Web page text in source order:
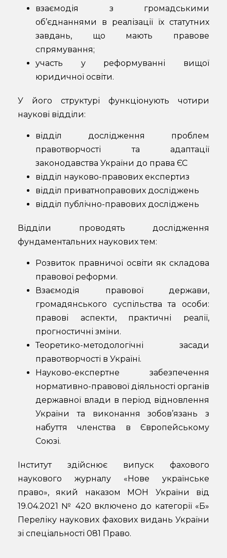
взаємодія з громадськими
об’єднаннями в реалізації їх статутних
завдань, що мають правове
спрямування;
участь у реформуванні вищої
юридичної освіти.
У його структурі функціонують чотири
наукові відділи:
відділ дослідження проблем
правотворчості та адаптації
законодавства України до права ЄС
відділ науково-правових експертиз
відділ приватноправових досліджень
відділ публічно-правових досліджень
Відділи проводять дослідження
фундаментальних наукових тем:
Розвиток правничої освіти як складова
правової реформи.
Взаємодія правової держави,
громадянського суспільства та особи:
правові аспекти, практичні реалії,
прогностичні зміни.
Теоретико-методологічні засади
правотворчості в Україні.
Науково-експертне забезпечення
нормативно-правової діяльності органів
державної влади в період відновлення
України та виконання зобов’язань з
набуття членства в Європейському
Союзі.
Інститут здійснює випуск фахового
наукового журналу «Нове українське
право», який наказом МОН України від
19.04.2021 № 420 включено до категорії «Б»
Переліку наукових фахових видань України
зі спеціальності 081 Право.